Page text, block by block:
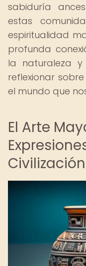
sabiduría
estas
espiritualidad
profunda
la naturaleza
reflexionar
el mundo que
El Arte